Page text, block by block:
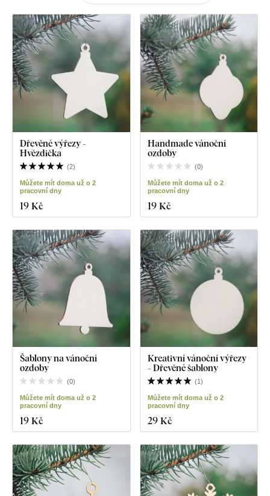
Dřevěné výřezy -
Hvězdička
(2)
Můžete mít doma už o 2
pracovní dny
19 Kč
Handmade vánoční
ozdoby
(0)
Můžete mít doma už o 2
pracovní dny
19 Kč
Šablony na vánoční
ozdoby
(0)
Můžete mít doma už o 2
pracovní dny
19 Kč
Kreativní vánoční výřezy
- Dřevěné šablony
(1)
Můžete mít doma už o 2
pracovní dny
29 Kč